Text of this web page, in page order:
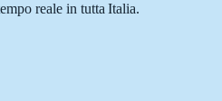
reale in tutta Italia.